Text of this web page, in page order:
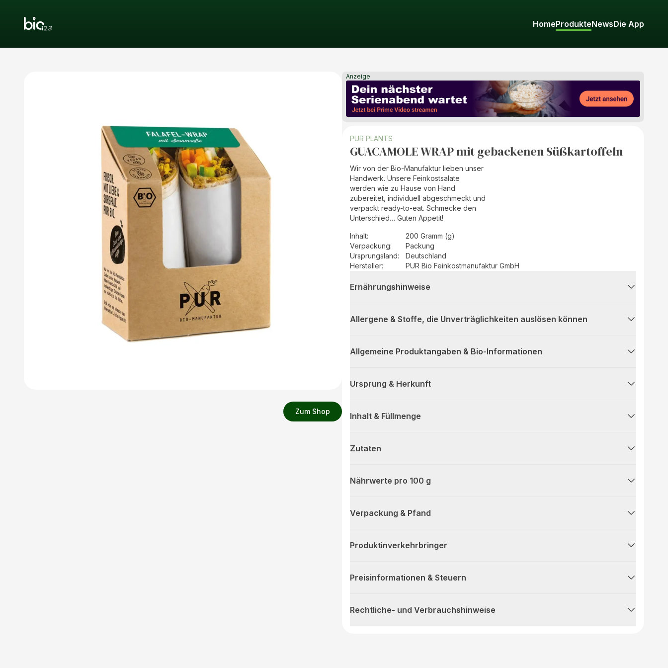
HomeProdukteNewsDie App
Zum Shop
Anzeige
PUR PLANTS
GUACAMOLE WRAP mit gebackenen Süßkartoffeln
Wir von der Bio-Manufaktur lieben unser
Handwerk. Unsere Feinkostsalate
werden wie zu Hause von Hand
zubereitet, individuell abgeschmeckt und
verpackt ready-to-eat. Schmecke den
Unterschied… Guten Appetit!
Inhalt:
200 Gramm (g)
Verpackung:
Packung
Ursprungsland:
Deutschland
Hersteller: PUR Bio Feinkostmanufaktur GmbH
Ernährungshinweise
Allergene & Stoffe, die Unverträglichkeiten auslösen können
Allgemeine Produktangaben & Bio-Informationen
Ursprung & Herkunft
Inhalt & Füllmenge
Zutaten
Nährwerte pro 100 g
Verpackung & Pfand
Produktinverkehrbringer
Preisinformationen & Steuern
Rechtliche- und Verbrauchshinweise